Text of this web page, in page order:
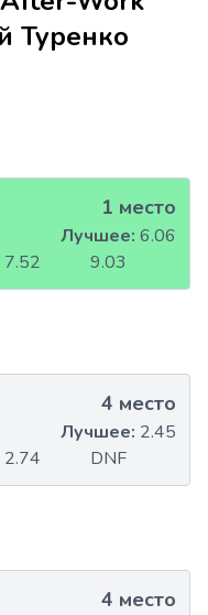
Туренко
1 место
7.52 9.03
Лучшее: 6.06
4 место
2.74 DNF
Лучшее: 2.45
4 место